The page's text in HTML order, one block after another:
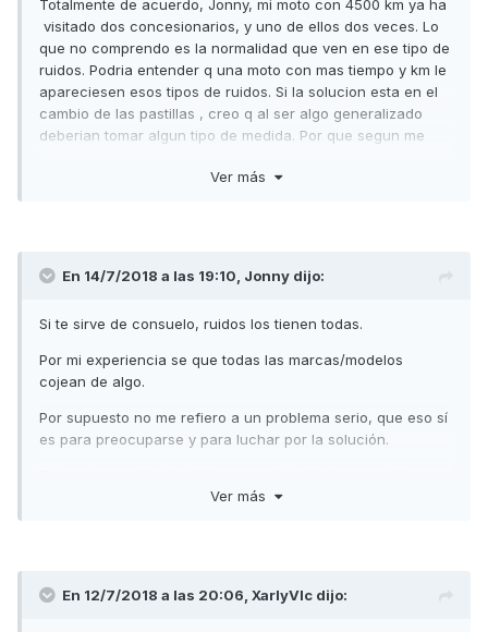
Totalmente de acuerdo, Jonny, mi moto con 4500 km ya ha
visitado dos concesionarios, y uno de ellos dos veces. Lo
que no comprendo es la normalidad que ven en ese tipo de
ruidos. Podria entender q una moto con mas tiempo y km le
apareciesen esos tipos de ruidos. Si la solucion esta en el
cambio de las pastillas , creo q al ser algo generalizado
deberian tomar algun tipo de medida. Por que segun me
verdad opino q normales no son. Bueno no me enrrollo mas,
Ver más
En 14/7/2018 a las 19:10, Jonny dijo:
Si te sirve de consuelo, ruidos los tienen todas.
Por mi experiencia se que todas las marcas/modelos
cojean de algo.
Por supuesto no me refiero a un problema serio, que eso sí
es para preocuparse y para luchar por la solución.
qué otras que he tenido o tengo, ni se le acercan siendo de
pinza trasera. No me gusta que parezca un cascajo cada
Ver más
En 12/7/2018 a las 20:06, XarlyVlc dijo: